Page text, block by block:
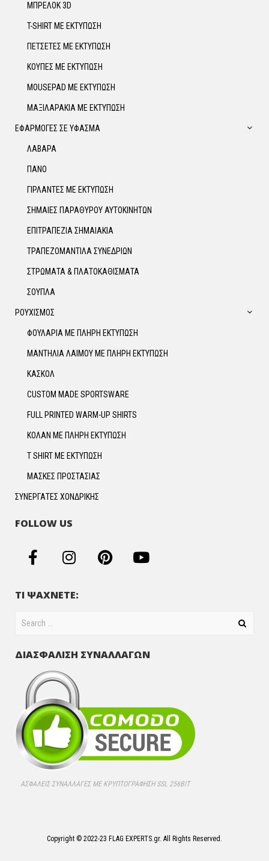
ΜΠΡΕΛΟΚ 3D
T-SHIRT ΜΕ ΕΚΤΥΠΩΣΗ
ΠΕΤΣΕΤΕΣ ΜΕ ΕΚΤΥΠΩΣΗ
ΚΟΥΠΕΣ ΜΕ ΕΚΤΥΠΩΣΗ
MOUSEPAD ΜΕ ΕΚΤΥΠΩΣΗ
ΜΑΞΙΛΑΡΑΚΙΑ ΜΕ ΕΚΤΥΠΩΣΗ
ΕΦΑΡΜΟΓΕΣ ΣΕ ΥΦΑΣΜΑ
ΛΑΒΑΡΑ
ΠΑΝΟ
ΓΙΡΛΑΝΤΕΣ ΜΕ ΕΚΤΥΠΩΣΗ
ΣΗΜΑΙΕΣ ΠΑΡΑΘΥΡΟΥ ΑΥΤΟΚΙΝΗΤΩΝ
ΕΠΙΤΡΑΠΕΖΙΑ ΣΗΜΑΙΑΚΙΑ
ΤΡΑΠΕΖΟΜΑΝΤΙΛΑ ΣΥΝΕΔΡΙΩΝ
ΣΤΡΩΜΑΤΑ & ΠΛΑΤΟΚΑΘΙΣΜΑΤΑ
ΣΟΥΠΛΑ
ΡΟΥΧΙΣΜΟΣ
ΦΟΥΛΑΡΙΑ ΜΕ ΠΛΗΡΗ ΕΚΤΥΠΩΣΗ
ΜΑΝΤΗΛΙΑ ΛΑΙΜΟΥ ΜΕ ΠΛΗΡΗ ΕΚΤΥΠΩΣΗ
ΚΑΣΚΟΛ
CUSTOM MADE SPORTSWARE
FULL PRINTED WARM-UP SHIRTS
ΚΟΛΑΝ ΜΕ ΠΛΗΡΗ ΕΚΤΥΠΩΣΗ
T SHIRT ΜΕ ΕΚΤΥΠΩΣΗ
ΜΑΣΚΕΣ ΠΡΟΣΤΑΣΙΑΣ
ΣΥΝΕΡΓΑΤΕΣ ΧΟΝΔΡΙΚΗΣ
FOLLOW US
ΤΙ ΨΑΧΝΕΤΕ:
ΔΙΑΣΦΑΛΙΣΗ ΣΥΝΑΛΛΑΓΩΝ
ΑΣΦΑΛΕΊΣ ΣΥΝΑΛΛΑΓΈΣ ΜΕ ΚΡΥΠΤΟΓΡΆΦΗΣΗ SSL 256BIT
Copyright © 2022-23 FLAG EXPERTS.gr. All Rights Reserved.